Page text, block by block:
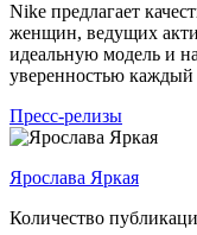
Nike предлагает
женщин, ведущих
идеальную модель и
уверенностью каждый
Пресс-релизы
Ярослава Яркая
Количество